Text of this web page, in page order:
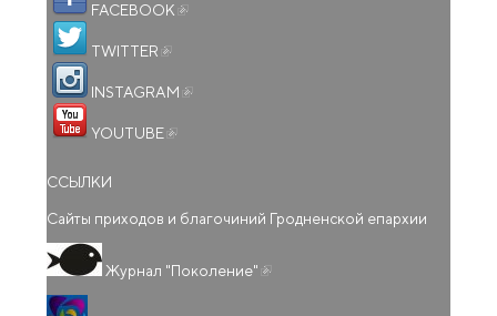
FACEBOOK
TWITTER
INSTAGRAM
YOUTUBE
ССЫЛКИ
Сайты приходов и благочиний Гродненской епархии
Журнал "Поколение"